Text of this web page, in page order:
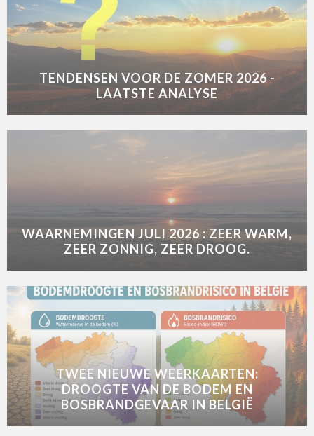
TENDENSEN VOOR DE ZOMER 2026 -
LAATSTE ANALYSE
WAARNEMINGEN JULI 2026 : ZEER WARM,
ZEER ZONNIG, ZEER DROOG.
TWEE NIEUWE WEERKAARTEN:
DROOGTE VAN DE BODEM EN
BOSBRANDGEVAAR IN BELGIË